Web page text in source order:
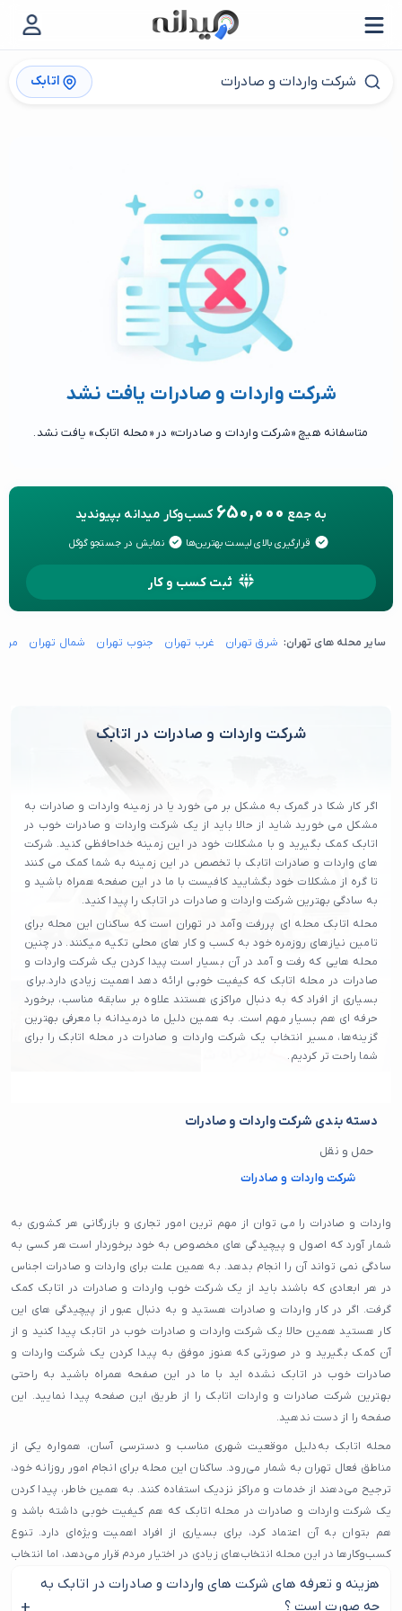
اتابک
شرکت واردات و صادرات یافت نشد
متاسفانه هیچ «شرکت واردات و صادرات» در «محله اتابک» یافت نشد.
به جمع 650,000 کسب‌وکار میدانه بپیوندید
قرارگیری بالای لیست بهترین‌ها نمایش در جستجو گوگل
ثبت کسب و کار
سایر محله های تهران: شرق تهران غرب تهران جنوب تهران شمال تهران
شرکت واردات و صادرات در اتابک
اگر کار شکا در گمرک به مشکل بر می خورد یا در زمینه واردات و صادرات به
مشکل می خورید شاید از حالا باید از یک شرکت واردات و صادرات خوب در
اتابک کمک بگیرید و با مشکلات خود در این زمینه خداحافظی کنید. شرکت
های واردات و صادرات اتابک با تخصص در این زمینه به شما کمک می کنند
تا گره از مشکلات خود بگشایید کافیست با ما در این صفحه همراه باشید و
به سادگی بهترین شرکت واردات و صادرات در اتابک را پیدا کنید.
محله اتابک محله‌ ای پررفت‌ وآمد در تهران است که ساکنان این محله برای
تامین نیازهای روزمره خود به کسب و کار های محلی تکیه میکنند. در چنین
محله هایی که رفت و آمد در آن بسیار است پیدا کردن یک شرکت واردات و
صادرات در محله اتابک که کیفیت خوبی ارائه دهد اهمیت زیادی دارد.برای
بسیاری از افراد که به دنبال مراکزی هستند علاوه بر سابقه مناسب، برخورد
حرفه‌ ای هم بسیار مهم است. به همین دلیل ما درمیدانه با معرفی بهترین
گزینه‌ها، مسیر انتخاب یک شرکت واردات و صادرات در محله اتابک را برای
شما راحت تر کردیم.
دسته بندی شرکت واردات و صادرات
حمل و نقل
شرکت واردات و صادرات
واردات و صادرات را می توان از مهم ترین امور تجاری و بازرگانی هر کشوری به
شمار آورد که اصول و پیچیدگی های مخصوص به خود برخوردار است هر کسی به
سادگی نمی تواند آن را انجام بدهد. به همین علت برای واردات و صادرات اجناس
در هر ابعادی که باشند باید از یک شرکت خوب واردات و صادرات در اتابک کمک
گرفت. اگر در کار واردات و صادرات هستید و به دنبال عبور از پیچیدگی های این
کار هستید همین حالا یک شرکت واردات و صادرات خوب در اتابک پیدا کنید و از
آن کمک بگیرید و در صورتی که هنوز موفق به پیدا کردن یک شرکت واردات و
صادرات خوب در اتابک نشده اید با ما در این صفحه همراه باشید به راحتی
بهترین شرکت صادرات و واردات اتابک را از طریق این صفحه پیدا نمایید. این
صفحه را از دست ندهید.
محله اتابک به‌دلیل موقعیت شهری مناسب و دسترسی آسان، همواره یکی از
مناطق فعال تهران به شمار می‌رود. ساکنان این محله برای انجام امور روزانه خود،
ترجیح می‌دهند از خدمات و مراکز نزدیک استفاده کنند. به همین خاطر، پیدا کردن
یک شرکت واردات و صادرات در محله اتابک که هم کیفیت خوبی داشته باشد و
هم بتوان به آن اعتماد کرد، برای بسیاری از افراد اهمیت ویژه‌ای دارد. تنوع
کسب‌وکارها در این محله انتخاب‌های زیادی در اختیار مردم قرار می‌دهد، اما انتخاب
بهترین گزینه نیاز به اطلاعات دقیق دارد.
با بررسی تجربه کاربران و میزان رضایت مشتریان، بهترین شرکت واردات و صادرات
هزینه و تعرفه های شرکت های واردات و صادرات در اتابک به
چه صورت است ؟